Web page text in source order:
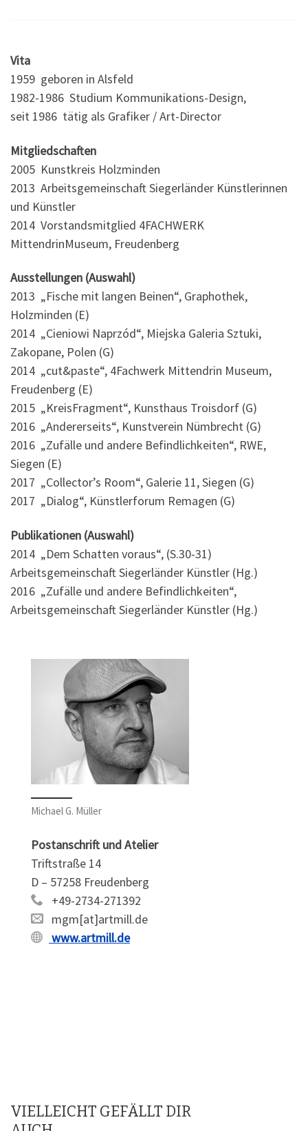
Vita
1959 geboren in Alsfeld
1982-1986 Studium Kommunikations-Design,
seit 1986 tätig als Grafiker / Art-Director
Mitgliedschaften
2005 Kunstkreis Holzminden
2013 Arbeitsgemeinschaft Siegerländer Künstlerinnen
und Künstler
2014 Vorstandsmitglied 4FACHWERK
MittendrinMuseum, Freudenberg
Ausstellungen (Auswahl)
2013 „Fische mit langen Beinen“, Graphothek,
Holzminden (E)
2014 „Cieniowi Naprzód“, Miejska Galeria Sztuki,
Zakopane, Polen (G)
2014 „cut&paste“, 4Fachwerk Mittendrin Museum,
Freudenberg (E)
2015 „KreisFragment“, Kunsthaus Troisdorf (G)
2016 „Andererseits“, Kunstverein Nümbrecht (G)
2016 „Zufälle und andere Befindlichkeiten“, RWE,
Siegen (E)
2017 „Collector’s Room“, Galerie 11, Siegen (G)
2017 „Dialog“, Künstlerforum Remagen (G)
Publikationen (Auswahl)
2014 „Dem Schatten voraus“, (S.30-31)
Arbeitsgemeinschaft Siegerländer Künstler (Hg.)
2016 „Zufälle und andere Befindlichkeiten“,
Arbeitsgemeinschaft Siegerländer Künstler (Hg.)
Michael G. Müller
Postanschrift und Atelier
Triftstraße 14
D – 57258 Freudenberg
+49-2734-271392
mgm[at]artmill.de
www.artmill.de
VIELLEICHT GEFÄLLT DIR